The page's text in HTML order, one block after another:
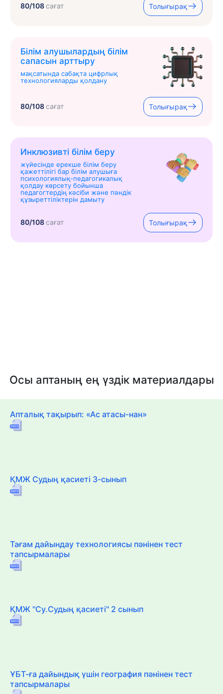
80/108сағат Толығырақ
Білім алушылардың білім
сапасын арттыру
мақсатында сабақта цифрлық
технологияларды қолдану
80/108сағат Толығырақ
Инклюзивті білім беру
жүйесінде ерекше білім беру
қажеттілігі бар білім алушыға
психологиялық-педагогикалық
қолдау көрсету бойынша
педагогтердің кәсіби және пәндік
құзыреттіліктерін дамыту
80/108сағат Толығырақ
Осы аптаның ең үздік материалдары
Апталық тақырып: «Ас атасы-нан»
ҚМЖ Судың қасиеті 3-сынып
Тағам дайындау технологиясы пәнінен тест
тапсырмалары
ҚМЖ "Су.Судың қасиеті" 2 сынып
ҰБТ-ға дайындық үшін география пәнінен тест
тапсырмалары